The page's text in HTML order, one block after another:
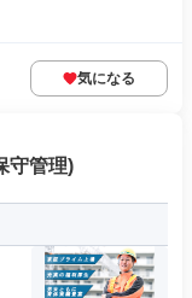
気になる
守管理)